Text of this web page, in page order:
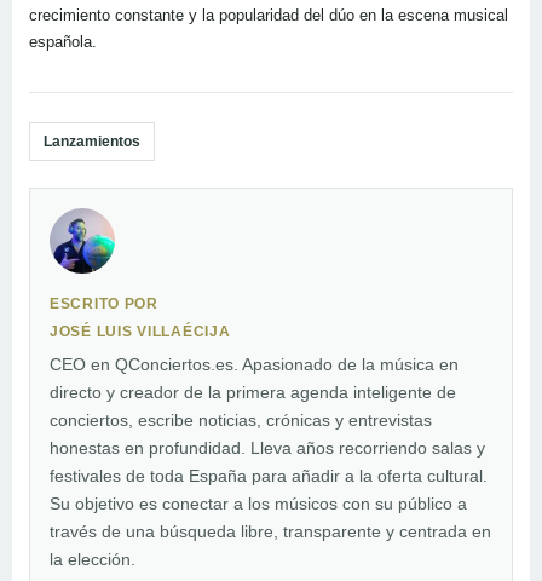
crecimiento constante y la popularidad del dúo en la escena musical
española.
Lanzamientos
ESCRITO POR
JOSÉ LUIS VILLAÉCIJA
CEO en QConciertos.es. Apasionado de la música en
directo y creador de la primera agenda inteligente de
conciertos, escribe noticias, crónicas y entrevistas
honestas en profundidad. Lleva años recorriendo salas y
festivales de toda España para añadir a la oferta cultural.
Su objetivo es conectar a los músicos con su público a
través de una búsqueda libre, transparente y centrada en
la elección.